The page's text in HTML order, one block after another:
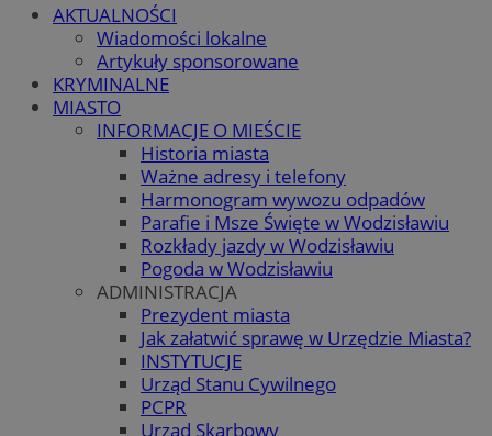
AKTUALNOŚCI
Wiadomości lokalne
Artykuły sponsorowane
KRYMINALNE
MIASTO
INFORMACJE O MIEŚCIE
Historia miasta
Ważne adresy i telefony
Harmonogram wywozu odpadów
Parafie i Msze Święte w Wodzisławiu
Rozkłady jazdy w Wodzisławiu
Pogoda w Wodzisławiu
ADMINISTRACJA
Prezydent miasta
Jak załatwić sprawę w Urzędzie Miasta?
INSTYTUCJE
Urząd Stanu Cywilnego
PCPR
Urząd Skarbowy